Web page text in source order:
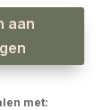
aan
met: